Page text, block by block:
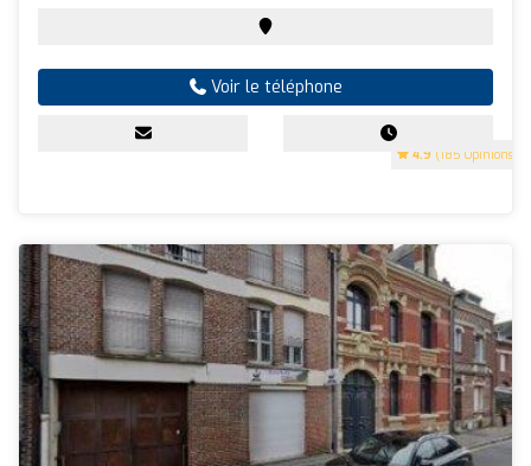
4.9 (185 Opinions)
Voir le téléphone